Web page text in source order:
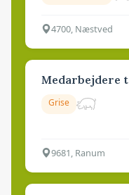
4700, Næstved
Medarbejdere
Grise
9681, Ranum